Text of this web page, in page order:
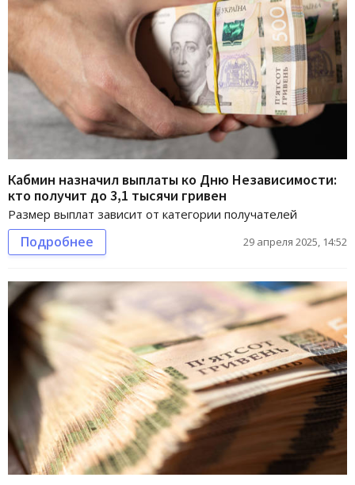
Кабмин назначил выплаты ко Дню Независимости:
кто получит до 3,1 тысячи гривен
Размер выплат зависит от категории получателей
Подробнее 29 апреля 2025, 14:52